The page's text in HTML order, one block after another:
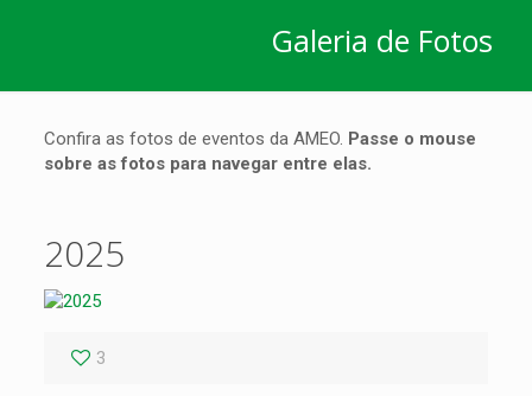
Galeria de Fotos
Confira as fotos de eventos da AMEO. Passe o mouse
sobre as fotos para navegar entre elas.
2025
3